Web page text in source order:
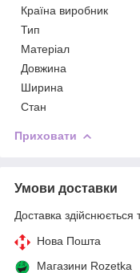
Країна виробник
Тип
Матеріал
Довжина
Ширина
Стан
Приховати
Умови доставки
Доставка здійснюється
Нова Пошта
Магазини Rozetka